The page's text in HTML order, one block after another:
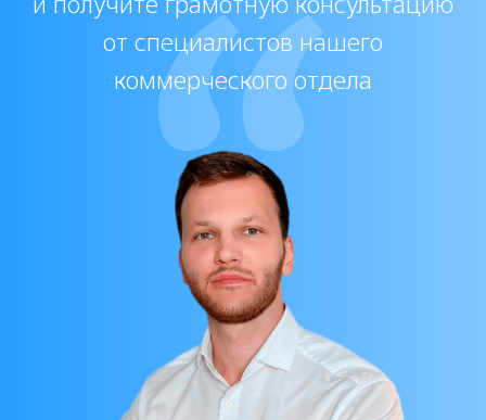
Протокол Кристал дип: как правильно
использовать?
При работе с препаратом важно
соблюдать протокол Crystal Deep. Он
включает рекомендации по подготовке
кожи, дозировке и введению филлера.
Эти стандарты позволяют
минимизировать риски и достичь
наилучшего эффекта.
Техника введения Crystal Deep:
основные рекомендации
Правильная техника введения Crystal
Deep – ключ к успешному результату.
Косметологам важно учитывать зону